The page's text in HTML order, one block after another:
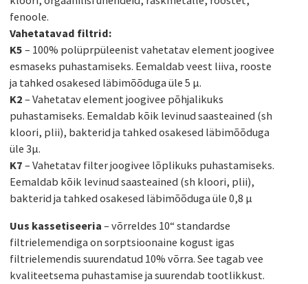
fenoole.
Vahetatavad filtrid:
K5 – 100% polüprpüleenist vahetatav element joogivee
esmaseks puhastamiseks. Eemaldab veest liiva, rooste
ja tahked osakesed läbimõõduga üle 5 µ.
K2 – Vahetatav element joogivee põhjalikuks
puhastamiseks. Eemaldab kõik levinud saasteained (sh
kloori, plii), bakterid ja tahked osakesed läbimõõduga
üle 3µ.
K7 – Vahetatav filter joogivee lõplikuks puhastamiseks.
Eemaldab kõik levinud saasteained (sh kloori, plii),
bakterid ja tahked osakesed läbimõõduga üle 0,8 µ
Uus kassetiseeria– võrreldes 10“ standardse
filtrielemendiga on sorptsioonaine kogust igas
filtrielemendis suurendatud 10% võrra. See tagab vee
kvaliteetsema puhastamise ja suurendab tootlikkust.